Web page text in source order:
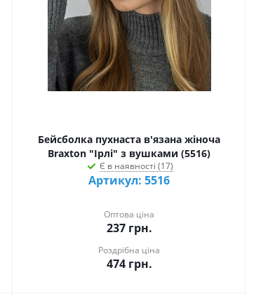
Бейсболка пухнаста в'язана жіноча
Braxton "Ірлі" з вушками (5516)
Є в наявності (17)
Артикул: 5516
Оптова ціна
237грн.
Роздрібна ціна
474грн.